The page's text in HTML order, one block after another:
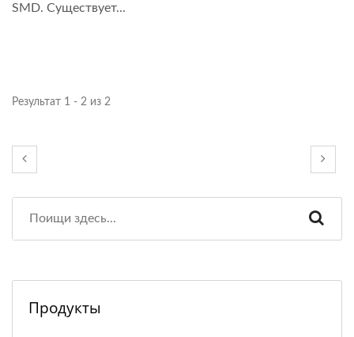
SMD. Существует...
Результат 1 - 2 из 2
Продукты